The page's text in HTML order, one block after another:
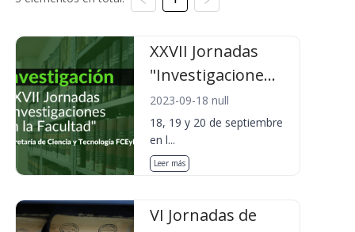
XXVII Jornadas
"Investigacione...
2023-09-18 null
18, 19 y 20 de septiembre
en l...
Leer más
VI Jornadas de